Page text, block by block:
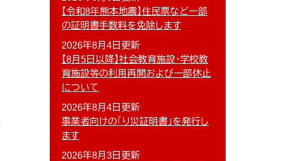
【令和8年熊本地震】住民票など一部
の証明書手数料を免除します
2026年8月4日更新
【8月5日以降】社会教育施設・学校教
育施設等の利用再開および一部休止
について
2026年8月4日更新
事業者向けの「り災証明書」を発行し
ます
2026年8月3日更新